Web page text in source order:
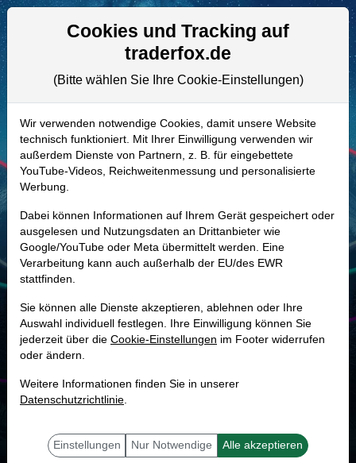
Aktien- und Artikelsuche
919473 | SIGA–SIGA Technologies
Aktie
Realtime-Aktienkurs:
- - -
-
Marktkapitalisierung 223,42 Mio. USD
Unternehmenswert
Umsatz 94,57 Mio. USD
13.2 %
mit dieser Aktie erfolgreich sein.
Cookies und Tracking auf
traderfox.de
(Bitte wählen Sie Ihre Cookie-Einstellungen)
Wir verwenden notwendige Cookies, damit unsere Website
technisch funktioniert. Mit Ihrer Einwilligung verwenden wir
außerdem Dienste von Partnern, z. B. für eingebettete
YouTube-Videos, Reichweitenmessung und personalisierte
Werbung.
Dabei können Informationen auf Ihrem Gerät gespeichert oder
ausgelesen und Nutzungsdaten an Drittanbieter wie
Google/YouTube oder Meta übermittelt werden. Eine
Verarbeitung kann auch außerhalb der EU/des EWR
stattfinden.
Sie können alle Dienste akzeptieren, ablehnen oder Ihre
Auswahl individuell festlegen. Ihre Einwilligung können Sie
jederzeit über die Cookie-Einstellungen im Footer widerrufen
oder ändern.
Weitere Informationen finden Sie in unserer
Datenschutzrichtlinie.
Einstellungen Nur Notwendige Alle akzeptieren